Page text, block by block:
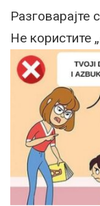
Разговарајте
Не користите